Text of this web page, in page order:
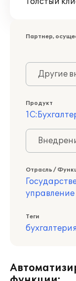
Партнер,
Другие
Продукт
Отрасль /
управление
Теги
бухгалтерия